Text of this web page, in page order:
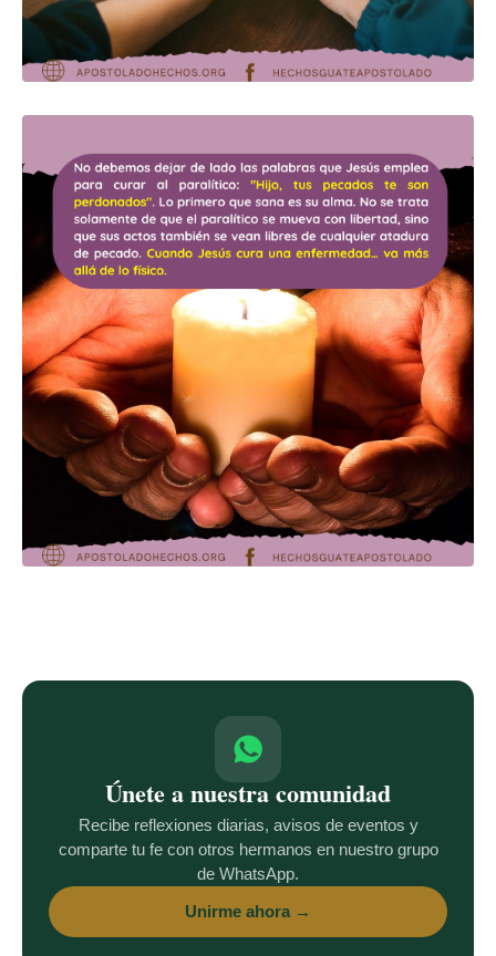
Únete a nuestra comunidad
Recibe reflexiones diarias, avisos de eventos y
comparte tu fe con otros hermanos en nuestro grupo
de WhatsApp.
Unirme ahora →